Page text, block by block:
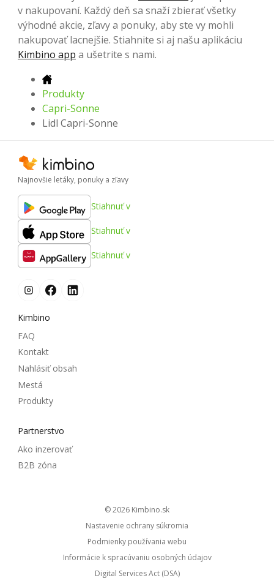
v nakupovaní. Každý deň sa snaží zbierať všetky
výhodné akcie, zľavy a ponuky, aby ste vy mohli
nakupovať lacnejšie. Stiahnite si aj našu aplikáciu
Kimbino app a ušetrite s nami.
Produkty
Capri-Sonne
Lidl Capri-Sonne
Najnovšie letáky, ponuky a zľavy
Stiahnuť v
Stiahnuť v
Stiahnuť v
Kimbino
FAQ
Kontakt
Nahlásiť obsah
Mestá
Produkty
Partnerstvo
Ako inzerovať
B2B zóna
© 2026
kimbino.sk
Nastavenie ochrany súkromia
Podmienky používania webu
Informácie k spracúvaniu osobných údajov
Digital Services Act (DSA)